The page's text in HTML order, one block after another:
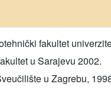
fakultet
u Sarajevu 2002.
u Zagrebu,